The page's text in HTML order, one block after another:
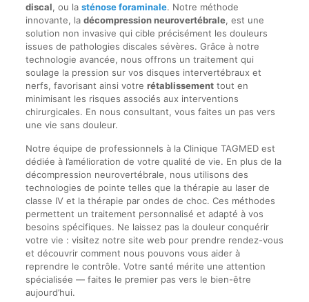
discal, ou la sténose foraminale. Notre méthode
innovante, la décompression neurovertébrale, est une
solution non invasive qui cible précisément les douleurs
issues de pathologies discales sévères. Grâce à notre
technologie avancée, nous offrons un traitement qui
soulage la pression sur vos disques intervertébraux et
nerfs, favorisant ainsi votre rétablissementtout en
minimisant les risques associés aux interventions
chirurgicales. En nous consultant, vous faites un pas vers
une vie sans douleur.
Notre équipe de professionnels à la Clinique TAGMED est
dédiée à l’amélioration de votre qualité de vie. En plus de la
décompression neurovertébrale, nous utilisons des
technologies de pointe telles que la thérapie au laser de
classe IV et la thérapie par ondes de choc. Ces méthodes
permettent un traitement personnalisé et adapté à vos
besoins spécifiques. Ne laissez pas la douleur conquérir
votre vie : visitez notre site web pour prendre rendez-vous
et découvrir comment nous pouvons vous aider à
reprendre le contrôle. Votre santé mérite une attention
spécialisée — faites le premier pas vers le bien-être
aujourd’hui.